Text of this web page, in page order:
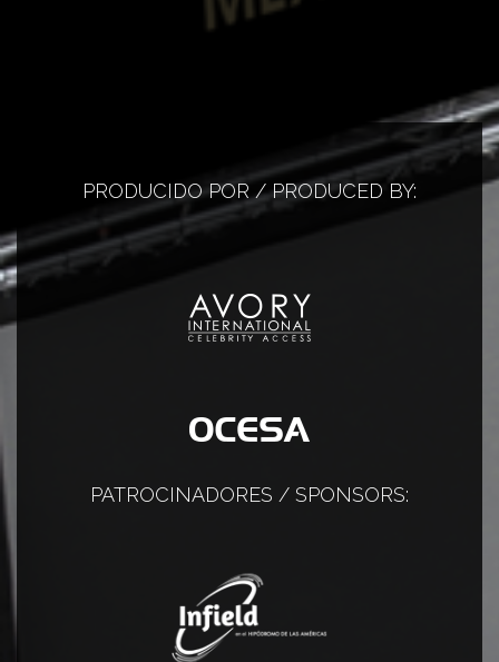
PRODUCIDO POR / PRODUCED BY:
PATROCINADORES / SPONSORS: